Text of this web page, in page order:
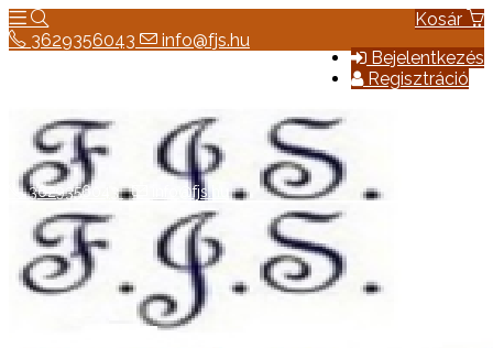
Kosár
Bejelentkezés
Regisztráció
3629356043 info@fjs.hu
3629356043 info@fjs.hu